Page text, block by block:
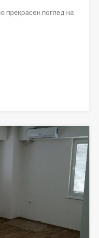
прекрасен поглед на